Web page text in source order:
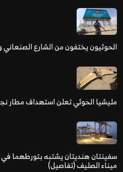
الحوثيون يختفون من الشارع
مليشيا الحوثي تعلن استهداف مطار
سفينتان هنديتان يشتبه بتورطهما
ميناء الصليف (تفاصيل)